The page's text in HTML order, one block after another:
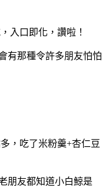
入口即化，讚啦！
有那種令許多朋友怕怕
，吃了米粉羹+杏仁豆
朋友都知道小白鯨是